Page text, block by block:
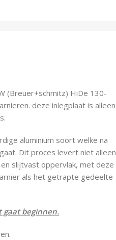
(Breuer+schmitz) HiDe 130-
deze inlegplaat is alleen
aluminium soort welke na
Dit proces levert niet alleen
slijtvast oppervlak, met deze
als het getrapte gedeelte
gaat beginnen.